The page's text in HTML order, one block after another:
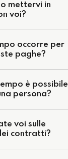
mettervi in
voi?
occorre per
paghe?
è possibile
persona?
voi sulle
contratti?